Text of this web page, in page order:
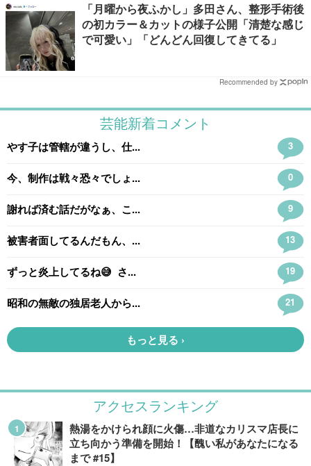
「月曜から夜ふかし」多田さん、整形手術後
の初カラー＆カットの様子公開「清楚な感じ
で可愛い」「どんどん回復してきてる」
Recommended by
アクセスランキング
熱湯をかけられ顔に火傷…非道なカリスマ店長に
立ち向かう準備を開始！【醜い私があなたになる
まで #15】